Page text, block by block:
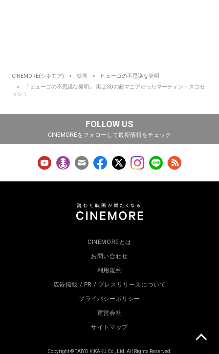
CINEMORE(シネモア) 映画
ヒューゴの不思議な発明
『ヒューゴの不思議な発明』 実は3Dの超マニアだったマーティン・スコセ
ッシ！
FOLLOW US
CINEMOREをフォローして最新情報をチェック
CINEMOREとは
お問い合わせ
利用規約
広告掲載 / PR / プレスリリースについて
プライバシーポリシー
運営会社
サイトマップ
Copyright © TAIYO KIKAKU Co., Ltd. All Rights Reserved.